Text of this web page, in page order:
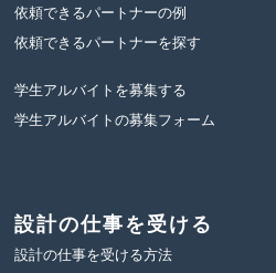
依頼できるパートナーの例
依頼できるパートナーを探す
学生アルバイトを募集する
学生アルバイトの募集フォーム
設計の仕事を受ける
設計の仕事を受ける方法